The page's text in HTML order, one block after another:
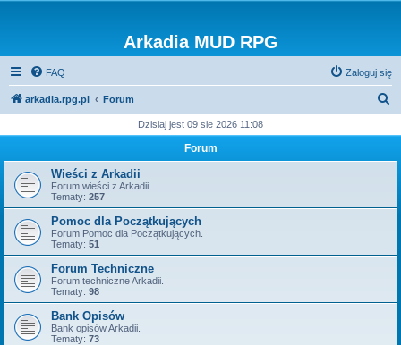
Arkadia MUD RPG
FAQ Zaloguj się
arkadia.rpg.pl Forum
k
j
Dzisiaj jest 09 sie 2026 11:08
Forum
Wieści z Arkadii
Forum wieści z Arkadii.
Tematy: 257
Pomoc dla Początkujących
Forum Pomoc dla Początkujących.
Tematy: 51
Forum Techniczne
Forum techniczne Arkadii.
Tematy: 98
Bank Opisów
Bank opisów Arkadii.
Tematy: 73